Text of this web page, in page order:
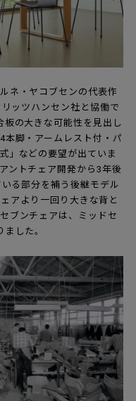
ネ・ヤコブセンの代表作
ッツハンセン社と協働で
の大きな可能性を見出し
本脚・アームレスト付・パ
」などの要望が出ていま
ントチェア開発から3年後
る部分を補う後継モデル
アより一回り大きな背と
ブンチェアは、ミッドセ
した。